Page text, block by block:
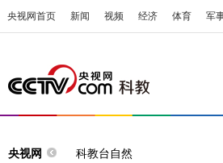
央视网首页 新闻 视频 经济 体育 军
央视网 科教台自然